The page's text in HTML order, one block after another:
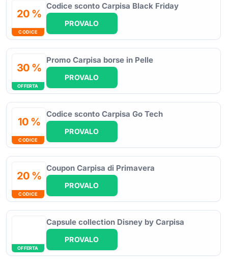
20 %
CODICE
Codice sconto Carpisa Black Friday
PROVALO
30 %
OFFERTA
Promo Carpisa borse in Pelle
PROVALO
10 %
CODICE
Codice sconto Carpisa Go Tech
PROVALO
20 %
CODICE
Coupon Carpisa di Primavera
PROVALO
OFFERTA
Capsule collection Disney by Carpisa
PROVALO